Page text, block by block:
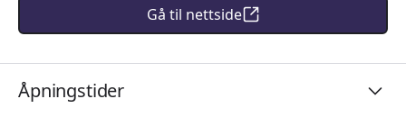
Gå til nettside
Åpningstider